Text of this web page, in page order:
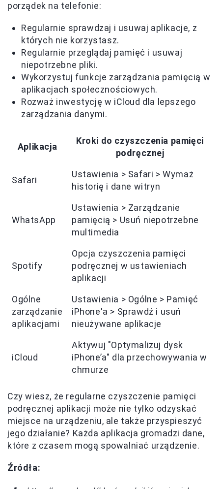
porządek na telefonie:
Regularnie sprawdzaj i usuwaj aplikacje, z
których nie korzystasz.
Regularnie przeglądaj pamięć i usuwaj
niepotrzebne pliki.
Wykorzystuj funkcje zarządzania pamięcią w
aplikacjach społecznościowych.
Rozważ inwestycję w iCloud dla lepszego
zarządzania danymi.
Aplikacja
Kroki do czyszczenia pamięci
podręcznej
Safari
Ustawienia > Safari > Wymaż
historię i dane witryn
WhatsApp
Ustawienia > Zarządzanie
pamięcią > Usuń niepotrzebne
multimedia
Spotify
Opcja czyszczenia pamięci
podręcznej w ustawieniach
aplikacji
Ogólne
zarządzanie
aplikacjami
Ustawienia > Ogólne > Pamięć
iPhone'a > Sprawdź i usuń
nieużywane aplikacje
iCloud
Aktywuj "Optymalizuj dysk
iPhone’a" dla przechowywania w
chmurze
Czy wiesz, że regularne czyszczenie pamięci
podręcznej aplikacji może nie tylko odzyskać
miejsce na urządzeniu, ale także przyspieszyć
jego działanie? Każda aplikacja gromadzi dane,
które z czasem mogą spowalniać urządzenie.
Źródła: